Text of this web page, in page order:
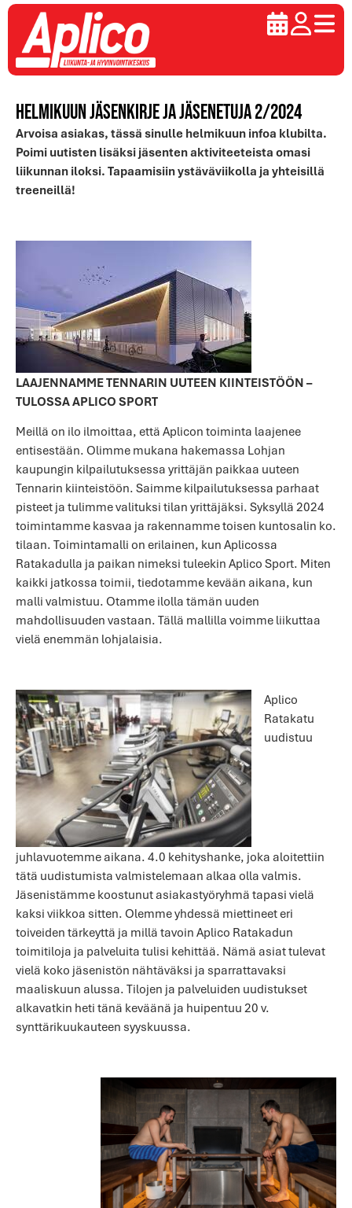
Helmikuun JÄSENKIRJE ja JÄSENETUJA 2/2024
Arvoisa asiakas, tässä sinulle helmikuun infoa klubilta.
Poimi uutisten lisäksi jäsenten aktiviteeteista omasi
liikunnan iloksi. Tapaamisiin ystäväviikolla ja yhteisillä
treeneillä!
LAAJENNAMME TENNARIN UUTEEN KIINTEISTÖÖN –
TULOSSA APLICO SPORT
Meillä on ilo ilmoittaa, että Aplicon toiminta laajenee
entisestään. Olimme mukana hakemassa Lohjan
kaupungin kilpailutuksessa yrittäjän paikkaa uuteen
Tennarin kiinteistöön. Saimme kilpailutuksessa parhaat
pisteet ja tulimme valituksi tilan yrittäjäksi. Syksyllä 2024
toimintamme kasvaa ja rakennamme toisen kuntosalin ko.
tilaan. Toimintamalli on erilainen, kun Aplicossa
Ratakadulla ja paikan nimeksi tuleekin Aplico Sport. Miten
kaikki jatkossa toimii, tiedotamme kevään aikana, kun
malli valmistuu. Otamme ilolla tämän uuden
mahdollisuuden vastaan. Tällä mallilla voimme liikuttaa
vielä enemmän lohjalaisia.
Aplico
Ratakatu
uudistuu
juhlavuotemme aikana. 4.0 kehityshanke, joka aloitettiin
tätä uudistumista valmistelemaan alkaa olla valmis.
Jäsenistämme koostunut asiakastyöryhmä tapasi vielä
kaksi viikkoa sitten. Olemme yhdessä miettineet eri
toiveiden tärkeyttä ja millä tavoin Aplico Ratakadun
toimitiloja ja palveluita tulisi kehittää. Nämä asiat tulevat
vielä koko jäsenistön nähtäväksi ja sparrattavaksi
maaliskuun alussa. Tilojen ja palveluiden uudistukset
alkavatkin heti tänä keväänä ja huipentuu 20 v.
synttärikuukauteen syyskuussa.